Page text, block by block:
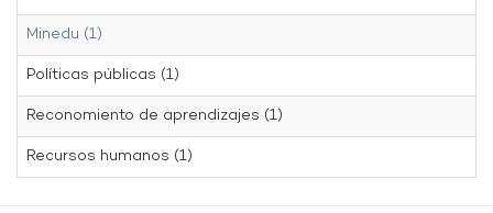
Minedu (1)
Políticas públicas (1)
Reconomiento de aprendizajes (1)
Recursos humanos (1)